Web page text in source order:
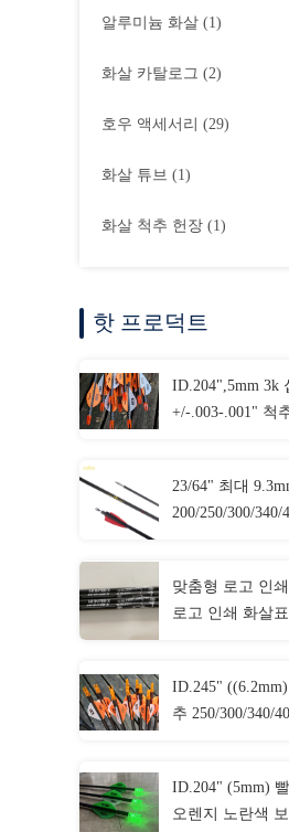
알루미늄 화살 (1)
화살 카탈로그 (2)
호우 액세서리 (29)
화살 튜브 (1)
화살 척추 헌장 (1)
핫 프로덕트
ID.204",5mm 3k
+/-.003-.001" 척
23/64" 최대
200/250/300/340/
맞춤형 로고 인
로고 인쇄 화살
ID.245"
추 250/300/340/
ID.204" (5mm)
오렌지 노란색